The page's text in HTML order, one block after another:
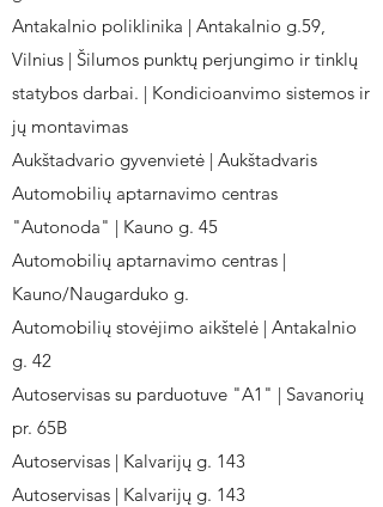
Antakalnio poliklinika | Antakalnio g.59,
Vilnius | Šilumos punktų perjungimo ir tinklų
statybos darbai. | Kondicioanvimo sistemos ir
jų montavimas
Aukštadvario gyvenvietė | Aukštadvaris
Automobilių aptarnavimo centras
"Autonoda" | Kauno g. 45
Automobilių aptarnavimo centras |
Kauno/Naugarduko g.
Automobilių stovėjimo aikštelė | Antakalnio
g. 42
Autoservisas su parduotuve "A1" | Savanorių
pr. 65B
Autoservisas | Kalvarijų g. 143
Autoservisas | Kalvarijų g. 143